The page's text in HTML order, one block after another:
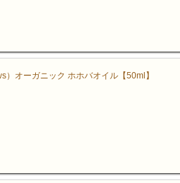
）オーガニック ホホバオイル【50ml】